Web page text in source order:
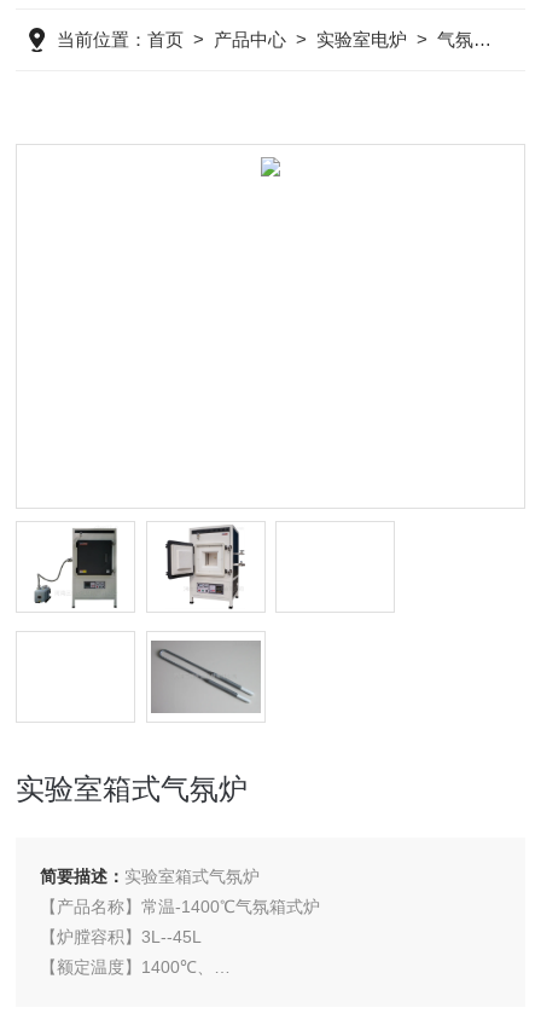
当前位置：首页 > 产品中心 > 实验室电炉 >气氛炉
实验室箱式气氛炉
简要描述： 实验室箱式气氛炉
【产品名称】常温-1400℃气氛箱式炉
【炉膛容积】3L--45L
【额定温度】1400℃、